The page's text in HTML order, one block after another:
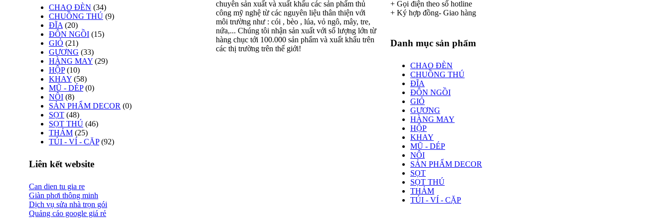
CHAO ĐÈN (34)
CHUỒNG THÚ (9)
ĐĨA (20)
ĐÔN NGỒI (15)
GIỎ (21)
GƯƠNG (33)
HÀNG MAY (29)
HỘP (10)
KHAY (58)
MŨ - DÉP (0)
NÔI (8)
SẢN PHẨM DECOR (0)
SỌT (48)
SỌT THÚ (46)
THẢM (25)
TÚI - VÍ - CẶP (92)
Liên kết website
Can dien tu gia re
Giàn phơi thông minh
Dịch vụ sửa nhà trọn gói
Quảng cáo google giá rẻ
chuyên sản xuất và xuất khẩu các sản phẩm thủ
công mỹ nghệ từ các nguyên liệu thân thiện với
môi trường như : cói , bèo , lúa, vỏ ngô, mây, tre,
nứa,... Chúng tôi nhận sản xuất với số lượng lớn từ
hàng chục tới 100.000 sản phẩm và xuất khẩu trên
các thị trường trên thế giới!
+ Gọi điện theo số hotline
+ Ký hợp đồng- Giao hàng
Danh mục sản phẩm
CHAO ĐÈN
CHUỒNG THÚ
ĐĨA
ĐÔN NGỒI
GIỎ
GƯƠNG
HÀNG MAY
HỘP
KHAY
MŨ - DÉP
NÔI
SẢN PHẨM DECOR
SỌT
SỌT THÚ
THẢM
TÚI - VÍ - CẶP